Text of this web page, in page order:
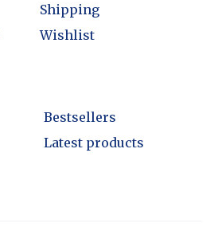
Shipping
Wishlist
Bestsellers
Latest products